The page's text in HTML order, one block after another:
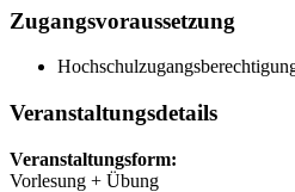
Zugangsvoraussetzung
Veranstaltungsdetails
Veranstaltungsform:
Vorlesung + Übung